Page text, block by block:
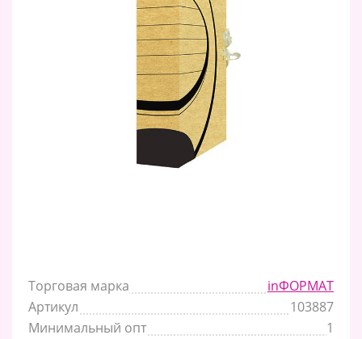
Торговая марка
inФОРМАТ
Артикул
103887
Минимальный опт
1